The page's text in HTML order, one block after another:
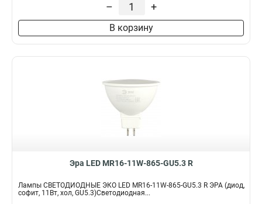
– +
В корзину
Эра LED MR16-11W-865-GU5.3 R
Лампы СВЕТОДИОДНЫЕ ЭКО LED MR16-11W-865-GU5.3 R ЭРА (диод,
софит, 11Вт, хол, GU5.3)Светодиодная...